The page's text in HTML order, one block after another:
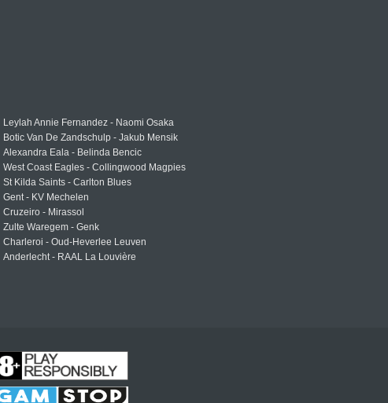
Leylah Annie Fernandez - Naomi Osaka
Botic Van De Zandschulp - Jakub Mensik
Alexandra Eala - Belinda Bencic
West Coast Eagles - Collingwood Magpies
St Kilda Saints - Carlton Blues
Gent - KV Mechelen
Cruzeiro - Mirassol
Zulte Waregem - Genk
Charleroi - Oud-Heverlee Leuven
Anderlecht - RAAL La Louvière